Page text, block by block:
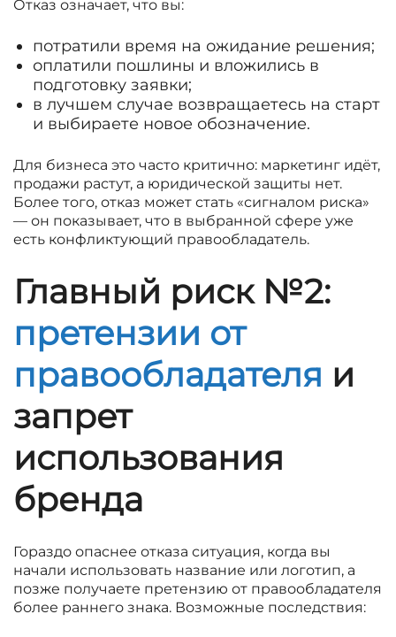
Отказ означает, что вы:
потратили время на ожидание решения;
оплатили пошлины и вложились в
подготовку заявки;
в лучшем случае возвращаетесь на старт
и выбираете новое обозначение.
Для бизнеса это часто критично: маркетинг идёт,
продажи растут, а юридической защиты нет.
Более того, отказ может стать «сигналом риска»
— он показывает, что в выбранной сфере уже
есть конфликтующий правообладатель.
Главный риск №2:
претензии от
правообладателя и
запрет
использования
бренда
Гораздо опаснее отказа ситуация, когда вы
начали использовать название или логотип, а
позже получаете претензию от правообладателя
более раннего знака. Возможные последствия: